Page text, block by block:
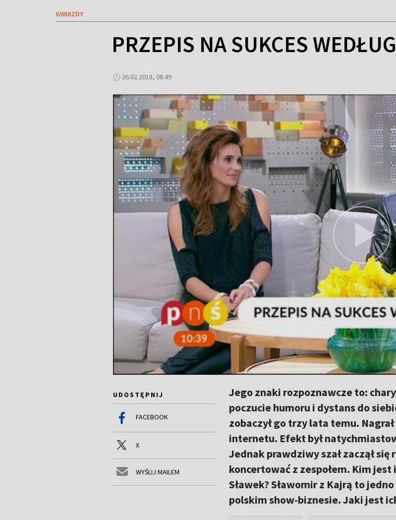
GWIAZDY
PRZEPIS NA SUKCES
26.02.2018, 08:49
UDOSTĘPNIJ
FACEBOOK
X
WYŚLIJ MAILEM
Jego znaki rozpoznawcze to:
poczucie humoru i dystans do
zobaczył go trzy lata temu.
internetu. Efekt był
Jednak prawdziwy szał zaczął
koncertować z zespołem. Kim
Sławek? Sławomir z Kajrą to
polskim show-biznesie. Jaki jest